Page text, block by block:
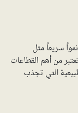
سريعاً مثل
من أهم القطاعات
التي تجذب